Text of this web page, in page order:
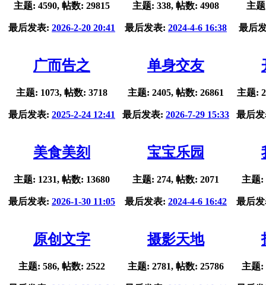
主题: 4590, 帖数: 29815
最后发表: 2026-2-20 20:41
主题: 338, 帖数: 4908
最后发表: 2024-4-6 16:38
主
最后
广而告之
主题: 1073, 帖数: 3718
最后发表: 2025-2-24 12:41
单身交友
主题: 2405, 帖数: 26861
最后发表: 2026-7-29 15:33
主题:
最后
美食美刻
主题: 1231, 帖数: 13680
最后发表: 2026-1-30 11:05
宝宝乐园
主题: 274, 帖数: 2071
最后发表: 2024-4-6 16:42
主题:
最后
原创文字
主题: 586, 帖数: 2522
摄影天地
主题: 2781, 帖数: 25786 主题: